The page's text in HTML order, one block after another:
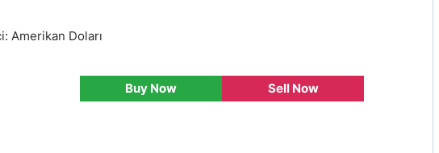
USD/TRY
Ücretsiz Forex Sinyalleri
Amerikan Doları
Buy Now Sell Now